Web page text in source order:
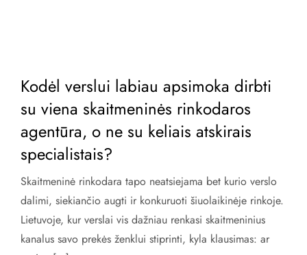
Kodėl verslui labiau apsimoka dirbti
su viena skaitmeninės rinkodaros
agentūra, o ne su keliais atskirais
specialistais?
Skaitmeninė rinkodara tapo neatsiejama bet kurio verslo
dalimi, siekiančio augti ir konkuruoti šiuolaikinėje rinkoje.
Lietuvoje, kur verslai vis dažniau renkasi skaitmeninius
kanalus savo prekės ženklui stiprinti, kyla klausimas: ar